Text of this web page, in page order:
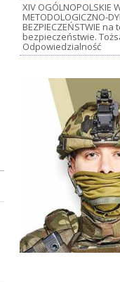
XIV OGÓLNOPOLSKIE
METODOLOGICZNO-
BEZPIECZEŃSTWIE
bezpieczeństwie.
Odpowiedzialność